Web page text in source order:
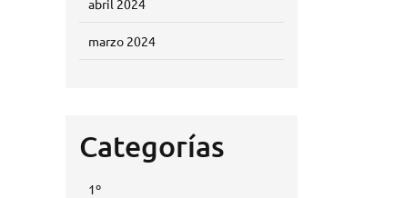
abril 2024
marzo 2024
Categorías
1º